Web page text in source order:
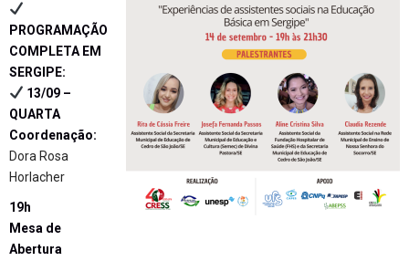
PROGRAMAÇÃO
COMPLETA EM
SERGIPE:
13/09 –
QUARTA
Coordenação:
Dora Rosa
Horlacher
19h
Mesa de
Abertura